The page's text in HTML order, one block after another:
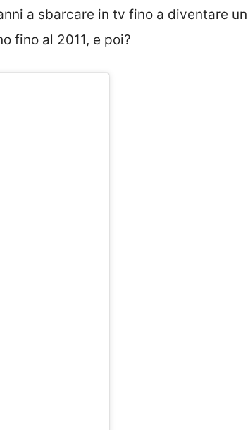
a sbarcare in tv fino a diventare un
fino al 2011, e poi?